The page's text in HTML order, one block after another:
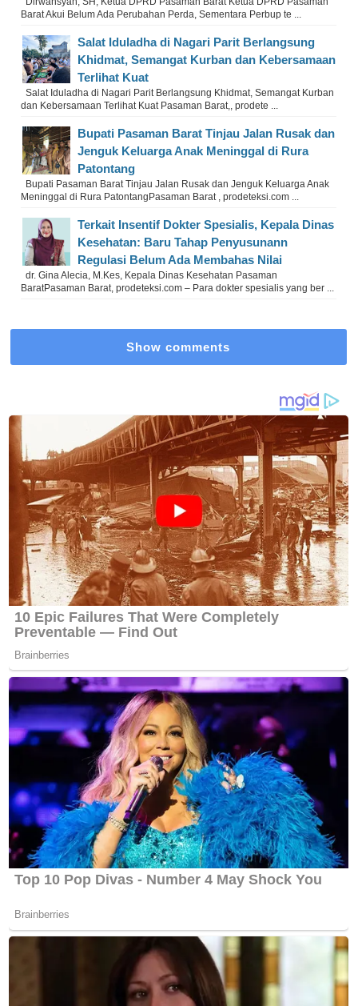
Barat Akui Belum Ada Perubahan Perda, Sementara Perbup te ...
Salat Iduladha di Nagari Parit Berlangsung
Khidmat, Semangat Kurban dan Kebersamaan
Terlihat Kuat
Salat Iduladha di Nagari Parit Berlangsung Khidmat, Semangat Kurban
dan Kebersamaan Terlihat Kuat Pasaman Barat,, prodete ...
Bupati Pasaman Barat Tinjau Jalan Rusak dan
Jenguk Keluarga Anak Meninggal di Rura
Patontang
Bupati Pasaman Barat Tinjau Jalan Rusak dan Jenguk Keluarga Anak
Meninggal di Rura PatontangPasaman Barat , prodeteksi.com ...
Terkait Insentif Dokter Spesialis, Kepala Dinas
Kesehatan: Baru Tahap Penyusunann
Regulasi Belum Ada Membahas Nilai
dr. Gina Alecia, M.Kes, Kepala Dinas Kesehatan Pasaman
BaratPasaman Barat, prodeteksi.com – Para dokter spesialis yang ber ...
Show comments